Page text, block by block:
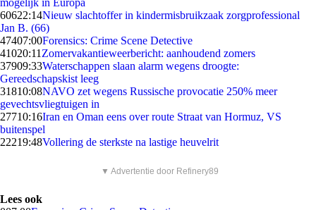
mogelijk in Europa
60622:14Nieuw slachtoffer in kindermisbruikzaak zorgprofessional
Jan B. (66)
47407:00Forensics: Crime Scene Detective
41020:11 Zomervakantieweerbericht: aanhoudend zomers
37909:33Waterschappen slaan alarm wegens droogte:
Gereedschapskist leeg
31810:08NAVO zet wegens Russische provocatie 250% meer
gevechtsvliegtuigen in
27710:16Iran en Oman eens over route Straat van Hormuz, VS
buitenspel
22219:48Vollering de sterkste na lastige heuvelrit
▼ Advertentie door Refinery89
Lees ook